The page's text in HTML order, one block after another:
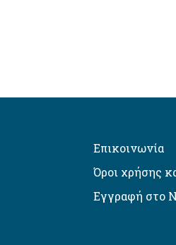
Επικοινωνία
Όροι χρήσης
Εγγραφή στο